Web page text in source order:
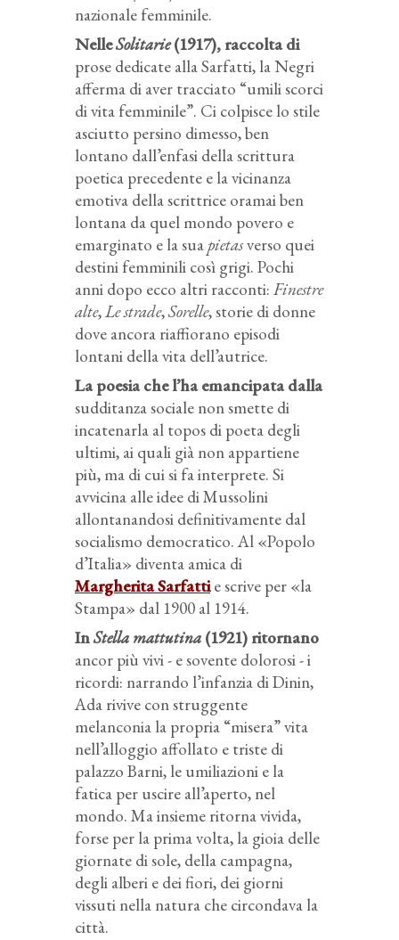
nazionale femminile.
NelleSolitarie(1917), raccolta di
prose dedicate alla Sarfatti, la Negri
afferma di aver tracciato “umili scorci
di vita femminile”. Ci colpisce lo stile
asciutto persino dimesso, ben
lontano dall’enfasi della scrittura
poetica precedente e la vicinanza
emotiva della scrittrice oramai ben
lontana da quel mondo povero e
emarginato e la suapietasverso quei
destini femminili così grigi. Pochi
anni dopo ecco altri racconti: Finestre
alte,Le strade,Sorelle, storie di donne
dove ancora riaffiorano episodi
lontani della vita dell’autrice.
La poesia che l’ha emancipata dalla
sudditanza sociale non smette di
incatenarla al topos di poeta degli
ultimi, ai quali già non appartiene
più, ma di cui si fa interprete. Si
avvicina alle idee di Mussolini
allontanandosi definitivamente dal
socialismo democratico. Al «Popolo
d’Italia» diventa amica di
Margherita Sarfattie scrive per «la
Stampa» dal 1900 al 1914.
InStella mattutina (1921) ritornano
ancor più vivi - e sovente dolorosi - i
ricordi: narrando l’infanzia di Dinin,
Ada rivive con struggente
melanconia la propria “misera” vita
nell’alloggio affollato e triste di
palazzo Barni, le umiliazioni e la
fatica per uscire all’aperto, nel
mondo. Ma insieme ritorna vivida,
forse per la prima volta, la gioia delle
giornate di sole, della campagna,
degli alberi e dei fiori, dei giorni
vissuti nella natura che circondava la
città.